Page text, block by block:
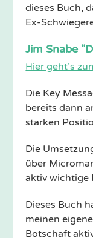
dieses Buch,
Ex-
Jim Snabe
Hier geht’s
Die Key
bereits dann
starken
Die
über
aktiv wichtige
Dieses Buch
meinen
Botschaft